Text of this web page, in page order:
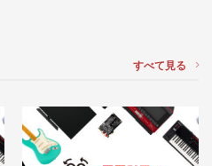
すべて見る